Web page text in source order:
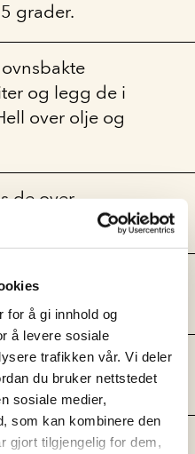
for å gi innhold og
å levere sosiale
trafikken vår. Vi deler
du bruker nettstedet
sosiale medier,
som kan kombinere den
gjort tilgjengelig for dem,
grader.
og legg de i
over olje og
de over
i ca. 30
er gylne.
i 4 biter og kok
kokt, steker